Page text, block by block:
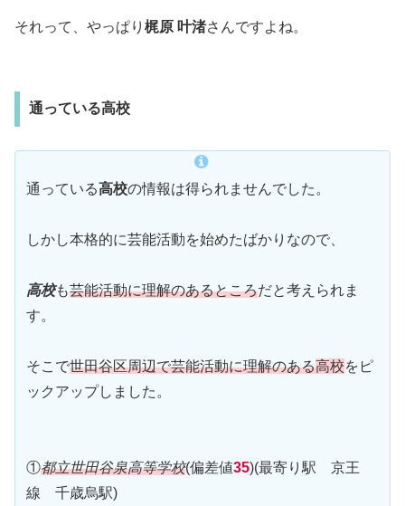
それって、やっぱり 梶原 叶渚さんですよね。
通っている高校
通っている高校の情報は得られませんでした。
しかし本格的に芸能活動を始めたばかりなので、
高校も芸能活動に理解のあるところだと考えられま
す。
そこで世田谷区周辺で芸能活動に理解のある高校をピ
ックアップしました。
①都立世田谷泉高等学校(偏差値35)(最寄り駅 京王
線 千歳烏駅)